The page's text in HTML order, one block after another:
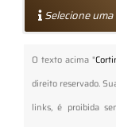
Selecione
O texto acima "
direito reservado.
links, é proibida